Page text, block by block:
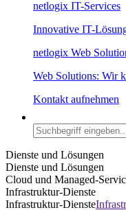
netlogix IT-Services
Innovative IT-
netlogix Web
Web Solutions: Wir
Kontakt aufnehmen
Dienste und Lösungen
Dienste und Lösungen
Cloud und Managed-
Infrastruktur-Dienste
Infrastruktur-Dienste